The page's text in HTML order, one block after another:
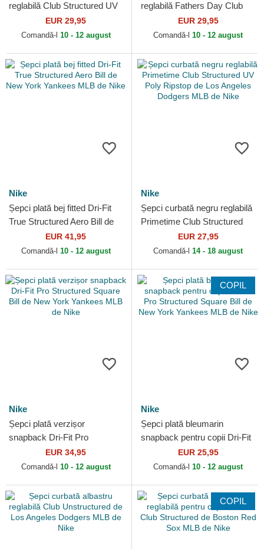
reglabilă Club Structured UV
Poly Ripstop de Oakland
Athletics MLB de Nike
EUR 29,95
Comandă-l 10 - 12 august
reglabilă Fathers Day Club
Unstructured Organic Cotton
de New York...
EUR 29,95
Comandă-l 10 - 12 august
Nike
Șepci plată bej fitted Dri-Fit
True Structured Aero Bill de
New York Yankees MLB de
Nike
EUR 41,95
Comandă-l 10 - 12 august
Nike
Șepci curbată negru reglabilă
Primetime Club Structured
UV Poly Ripstop de Los
Angeles Dodgers...
EUR 27,95
Comandă-l 14 - 18 august
Nike
Șepci plată verzișor
snapback Dri-Fit Pro
Structured Square Bill de
New York Yankees MLB de
EUR 34,95
Comandă-l 10 - 12 august
COPIL
Nike
Șepci plată bleumarin
snapback pentru copii Dri-Fit
Pro Structured Square Bill de
New York...
EUR 25,95
Comandă-l 10 - 12 august
COPIL